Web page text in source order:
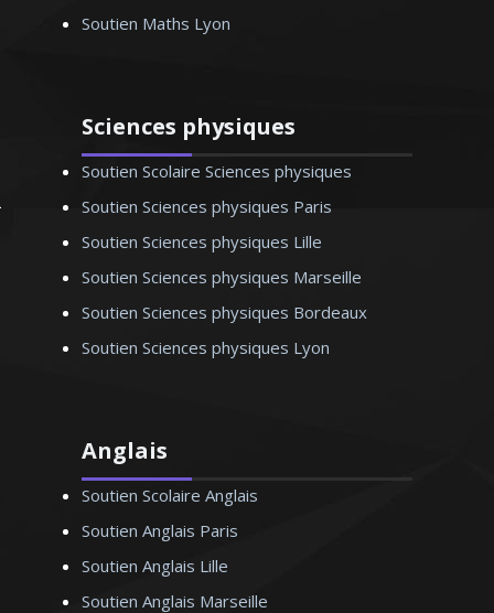
Soutien Maths Lyon
Sciences physiques
Soutien Scolaire Sciences physiques
Soutien Sciences physiques Paris
Soutien Sciences physiques Lille
Soutien Sciences physiques Marseille
Soutien Sciences physiques Bordeaux
Soutien Sciences physiques Lyon
Anglais
Soutien Scolaire Anglais
Soutien Anglais Paris
Soutien Anglais Lille
Soutien Anglais Marseille